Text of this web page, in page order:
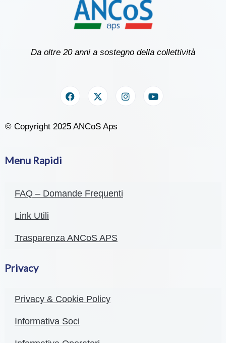
Da oltre 20 anni a sostegno della collettività
© Copyright 2025 ANCoS Aps
Menu Rapidi
FAQ – Domande Frequenti
Link Utili
Trasparenza ANCoS APS
Privacy
Privacy & Cookie Policy
Informativa Soci